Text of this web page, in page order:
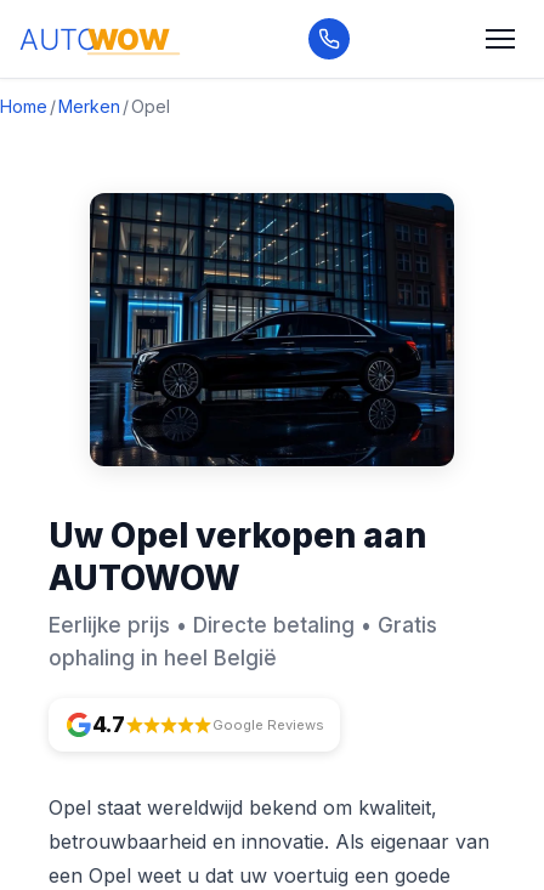
Home /Merken /Opel
Uw Opel verkopen aan
AUTOWOW
Eerlijke prijs • Directe betaling • Gratis
ophaling in heel België
4.7 Google Reviews
Opel staat wereldwijd bekend om kwaliteit,
betrouwbaarheid en innovatie. Als eigenaar van
een Opel weet u dat uw voertuig een goede